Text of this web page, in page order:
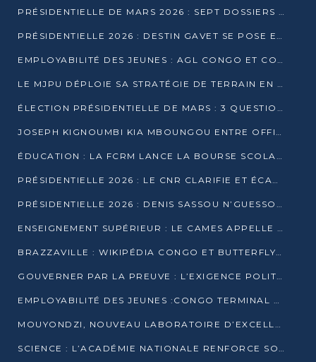
PRÉSIDENTIELLE DE MARS 2026 : SEPT DOSSIERS DE CANDIDATURE ENREGISTRÉS À LA CLÔTURE DES DÉPÔTS
PRÉSIDENTIELLE 2026 : DESTIN GAVET SE POSE EN CANDIDAT DU « RAS-LE-BOL »
EMPLOYABILITÉ DES JEUNES : AGL CONGO ET CONGO TERMINAL S’ALLIENT À UCAC-ICAM
LE MJPU DÉPLOIE SA STRATÉGIE DE TERRAIN EN FAVEUR DE DSN
ÉLECTION PRÉSIDENTIELLE DE MARS : 3 QUESTIONS À UN EXPERT CONGOLAIS DE LA CYBERSÉCURITÉ
JOSEPH KIGNOUMBI KIA MBOUNGOU ENTRE OFFICIELLEMENT EN COURSE POUR LA PRÉSIDENTIELLE
ÉDUCATION : LA FCRM LANCE LA BOURSE SCOLAIRE FRANCINE-NTOUMI POUR PROMOUVOIR LES FILIÈRES SCIENTIFIQUES
PRÉSIDENTIELLE 2026 : LE CNR CLARIFIE ET ÉCARTE LA CANDIDATURE DU PASTEUR NTUMI
PRÉSIDENTIELLE 2026 : DENIS SASSOU N’GUESSO ANNONCE OFFICIELLEMENT SA CANDIDATURE
ENSEIGNEMENT SUPÉRIEUR : LE CAMES APPELLE À UNE UNIVERSITÉ AFRICAINE AXÉE SUR L’EMPLOYABILITÉ
BRAZZAVILLE : WIKIPÉDIA CONGO ET BUTTERFLY SCELLENT UN PARTENARIAT POUR STRUCTURER LE BÉNÉVOLAT NUMÉRIQUE
GOUVERNER PAR LA PREUVE : L’EXIGENCE POLITIQUE DU XXIᵉ SIÈCLE
EMPLOYABILITÉ DES JEUNES :CONGO TERMINAL S’ALLIE À L’ESCIC POUR RAPPROCHER L’ÉCOLE DU TERRAIN
MOUYONDZI, NOUVEAU LABORATOIRE D’EXCELLENCE PÉDAGOGIQUE AVEC L’ENFICE
SCIENCE : L’ACADÉMIE NATIONALE RENFORCE SON ÉQUIPE ET TRACE SA FEUILLE DE ROUTE 2026